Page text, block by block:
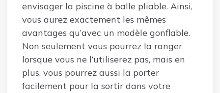
envisager la piscine à balle pliable. Ainsi,
vous aurez exactement les mêmes
avantages qu’avec un modèle gonflable.
Non seulement vous pourrez la ranger
lorsque vous ne l’utiliserez pas, mais en
plus, vous pourrez aussi la porter
facilement pour la sortir dans votre